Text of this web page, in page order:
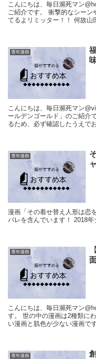
こんにちは、毎日瀕死マン@hoboshibouで
ご紹介です。 衝撃的なシーン
てるよリミッター！！ 何故
青年漫画
こんにちは、毎日瀕死マン@viwashi_です。
ールデンゴールド」のご紹介です。 kindleは価格の改定が頻
るため、必ず確認したうえで
青年漫画
漫画「その着せ替え人形は恋
バレを含んでいます！ 2018
青年漫画
こんにちは、毎日瀕死マン@hoboshibouで
す。 世の中の漫画は2種類に
い漫画と肌色が少ない漫画です。 というわけでほとんど肌色に
青年漫画